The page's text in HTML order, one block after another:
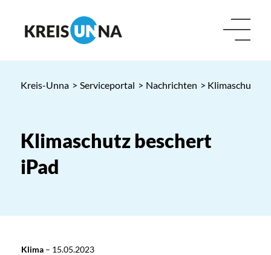
Kreis-Unna > Serviceportal > Nachrichten > Klimaschutz
Klimaschutz beschert
iPad
Klima– 15.05.2023